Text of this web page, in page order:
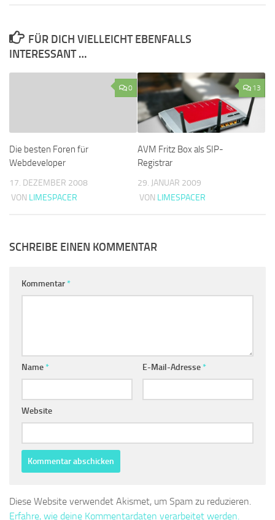
FÜR DICH VIELLEICHT EBENFALLS
INTERESSANT …
0
Die besten Foren für
Webdeveloper
17. DEZEMBER 2008
VON LIMESPACER
13
AVM Fritz Box als SIP-
Registrar
29. JANUAR 2009
VON LIMESPACER
SCHREIBE EINEN KOMMENTAR
Kommentar*
Name* E-Mail-Adresse*
Website
Diese Website verwendet Akismet, um Spam zu reduzieren.
Erfahre, wie deine Kommentardaten verarbeitet werden.